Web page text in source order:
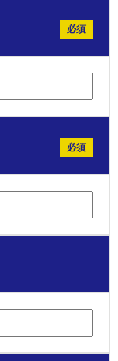
必須
必須